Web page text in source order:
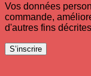
Vos données
commande,
d'autres fins
S’inscrire